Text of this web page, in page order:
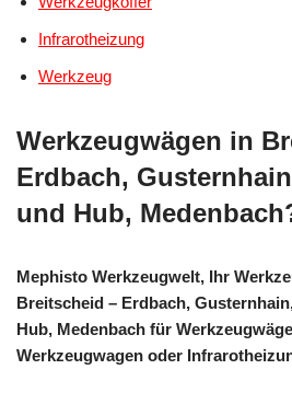
Infrarotheizung
Werkzeug
Werkzeugwägen in
Erdbach,
und Hub,
Mephisto Werkzeugwelt, Ihr
Breitscheid – Erdbach,
Hub, Medenbach für
Werkzeugwagen oder